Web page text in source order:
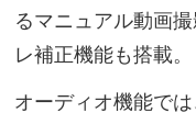
るマニュアル動画
レ補正機能も搭載。
オーディオ機能で